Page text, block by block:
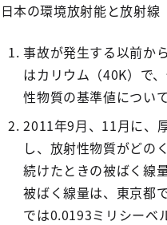
日本の環境放射能と放射線
事故が発生する以前か
はカリウム（40K）で
性物質の基準値につい
2011年9月、11月に、
し、放射性物質がどの
続けたときの被ばく線
被ばく線量は、東京都
では0.0193ミリシーベ